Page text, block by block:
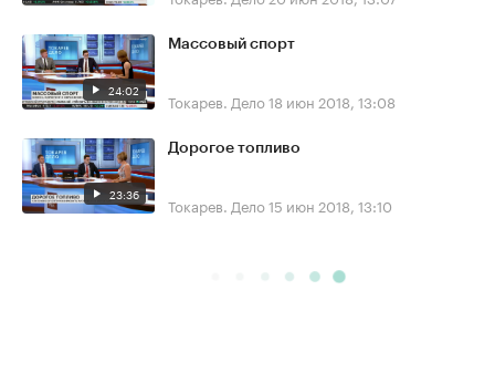
24:02
Массовый спорт
Токарев. Дело18 июн 2018, 13:08
23:36
Дорогое топливо
Токарев. Дело15 июн 2018, 13:10